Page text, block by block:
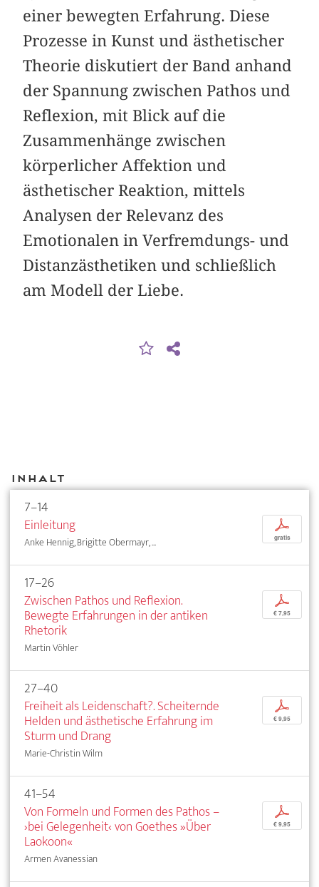
einer bewegten Erfahrung. Diese
Prozesse in Kunst und ästhetischer
Theorie diskutiert der Band anhand
der Spannung zwischen Pathos und
Reflexion, mit Blick auf die
Zusammenhänge zwischen
körperlicher Affektion und
ästhetischer Reaktion, mittels
Analysen der Relevanz des
Emotionalen in Verfremdungs- und
Distanzästhetiken und schließlich
am Modell der Liebe.
Inhalt
7–14
Einleitung
Anke Hennig, Brigitte Obermayr, ...
p
gratis
17–26
Zwischen Pathos und Reflexion.
Bewegte Erfahrungen in der antiken
Rhetorik
Martin Vöhler
p
€ 7,95
27–40
Freiheit als Leidenschaft?. Scheiternde
Helden und ästhetische Erfahrung im
Sturm und Drang
Marie-Christin Wilm
p
€ 9,95
41–54
Von Formeln und Formen des Pathos –
›bei Gelegenheit‹ von Goethes »Über
Laokoon«
Armen Avanessian
p
€ 9,95